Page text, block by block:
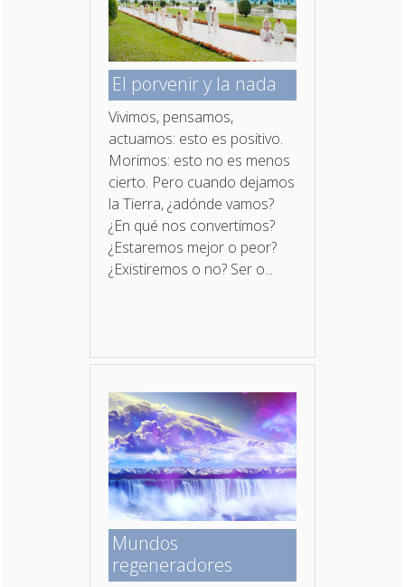
El porvenir y la nada
Vivimos, pensamos,
actuamos: esto es positivo.
Morimos: esto no es menos
cierto. Pero cuando dejamos
la Tierra, ¿adónde vamos?
¿En qué nos convertimos?
¿Estaremos mejor o peor?
¿Existiremos o no? Ser o...
Mundos
regeneradores